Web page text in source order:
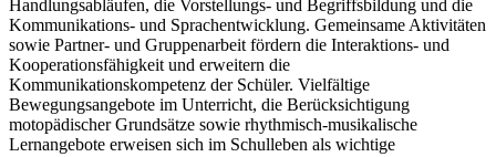
Handlungsabläufen, die Vorstellungs- und Begriffsbildung und die
Kommunikations- und Sprachentwicklung. Gemeinsame Aktivitäten
sowie Partner- und Gruppenarbeit fördern die Interaktions- und
Kooperationsfähigkeit und erweitern die
Kommunikationskompetenz der Schüler. Vielfältige
Bewegungsangebote im Unterricht, die Berücksichtigung
motopädischer Grundsätze sowie rhythmisch-musikalische
Lernangebote erweisen sich im Schulleben als wichtige